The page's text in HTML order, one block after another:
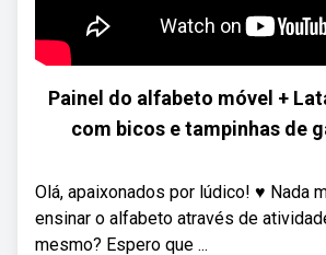
Painel do alfabeto móvel +
com bicos e tampinhas de
Olá, apaixonados por lúdico! ♥️ Nada
ensinar o alfabeto através de
mesmo? Espero que ...